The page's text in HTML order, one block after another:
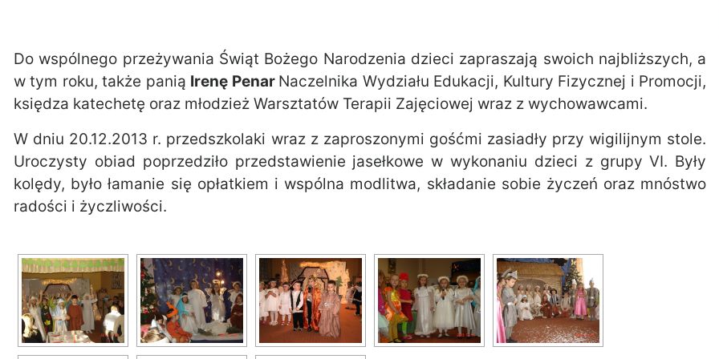
Do wspólnego przeżywania Świąt Bożego Narodzenia dzieci zapraszają swoich najbliższych, a
w tym roku, także panią Irenę Penar Naczelnika Wydziału Edukacji, Kultury Fizycznej i Promocji,
księdza katechetę oraz młodzież Warsztatów Terapii Zajęciowej wraz z wychowawcami.
W dniu 20.12.2013 r. przedszkolaki wraz z zaproszonymi gośćmi zasiadły przy wigilijnym stole.
Uroczysty obiad poprzedziło przedstawienie jasełkowe w wykonaniu dzieci z grupy VI. Były
kolędy, było łamanie się opłatkiem i wspólna modlitwa, składanie sobie życzeń oraz mnóstwo
radości i życzliwości.